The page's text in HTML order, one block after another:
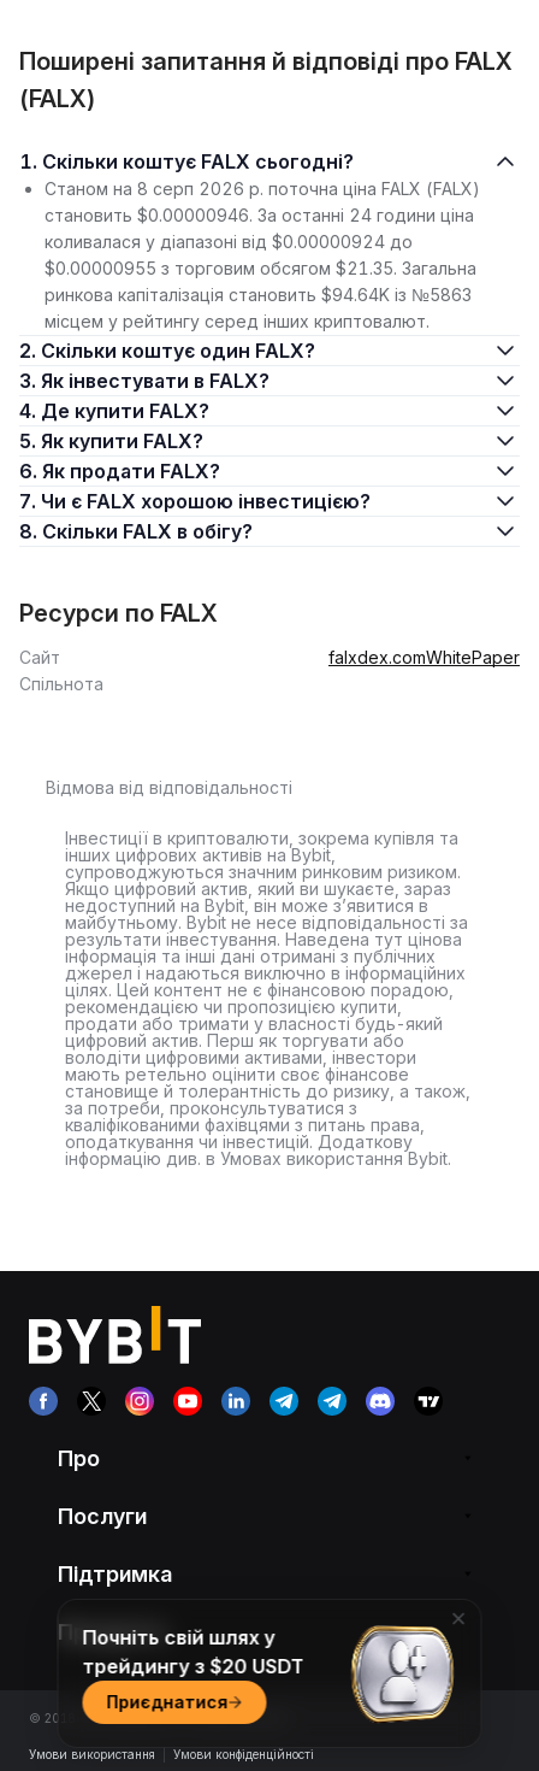
Поширені запитання й відповіді про FALX
(FALX)
1. Скільки коштує FALX сьогодні?
Станом на 8 серп 2026 р. поточна ціна FALX (FALX)
становить $0.00000946. За останні 24 години ціна
коливалася у діапазоні від $0.00000924 до
$0.00000955 з торговим обсягом $21.35. Загальна
ринкова капіталізація становить $94.64K із №5863
місцем у рейтингу серед інших криптовалют.
2. Скільки коштує один FALX?
3. Як інвестувати в FALX?
4. Де купити FALX?
5. Як купити FALX?
6. Як продати FALX?
7. Чи є FALX хорошою інвестицією?
8. Скільки FALX в обігу?
Ресурси по FALX
Сайт falxdex.comWhitePaper
Спільнота
Відмова від відповідальності
Інвестиції в криптовалюти, зокрема купівля та
інших цифрових активів на Bybit,
супроводжуються значним ринковим ризиком.
Якщо цифровий актив, який ви шукаєте, зараз
недоступний на Bybit, він може з’явитися в
майбутньому. Bybit не несе відповідальності за
результати інвестування. Наведена тут цінова
інформація та інші дані отримані з публічних
джерел і надаються виключно в інформаційних
цілях. Цей контент не є фінансовою порадою,
рекомендацією чи пропозицією купити,
продати або тримати у власності будь-який
цифровий актив. Перш як торгувати або
володіти цифровими активами, інвестори
мають ретельно оцінити своє фінансове
становище й толерантність до ризику, а також,
за потреби, проконсультуватися з
кваліфікованими фахівцями з питань права,
оподаткування чи інвестицій. Додаткову
інформацію див. в Умовах використання Bybit.
Про
Послуги
Підтримка
Продукти
© 2018-2026 Bybit.com. All rights reserved.
Умови використання Умови конфіденційності
Почніть свій шлях у
трейдингу з $20 USDT
Приєднатися